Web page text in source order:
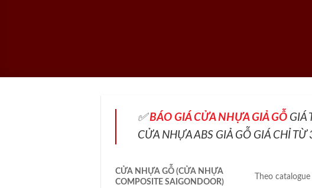
✅BÁO GIÁ CỬA NHỰA GIẢ GỖ GIÁ
CỬA NHỰA ABS GIẢ GỖ GIÁ CHỈ
CỬA NHỰA GỖ (CỬA NHỰA
COMPOSITE SAIGONDOOR)
Theo